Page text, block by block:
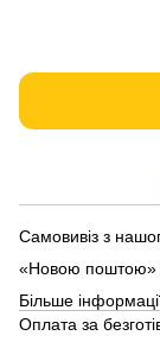
Самовивіз з
«Новою поштою»
Більше
Оплата за